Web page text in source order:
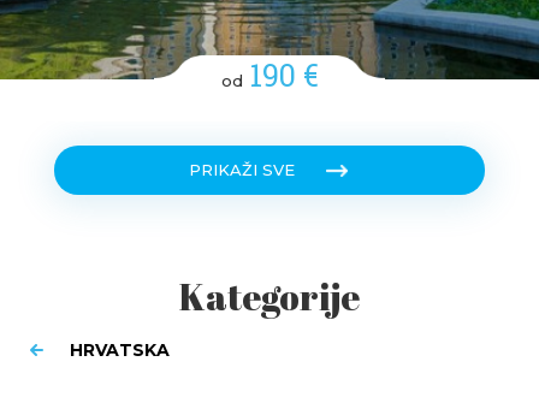
od 190 €
PRIKAŽI SVE
Kategorije
HRVATSKA